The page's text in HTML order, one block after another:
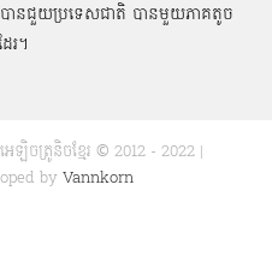
បានជួយប្រទេសជាតិ បានមួយភាគតូច
រ។
ឡិចត្រូនិចខ្មែរ © 2012 - 2022 |
by Vannkorn